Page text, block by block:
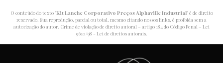
O conteúdo do texto "Kit Lanche Corporativo Preços Alphaville Industrial" é de direito
reservado. Sua reprodução, parcial ou total, mesmo citando nossos links, é proibida sem a
autorização do autor. Crime de violação de direito autoral – artigo 184 do Código Penal – Lei
9610/98 - Lei de direitos autorais.